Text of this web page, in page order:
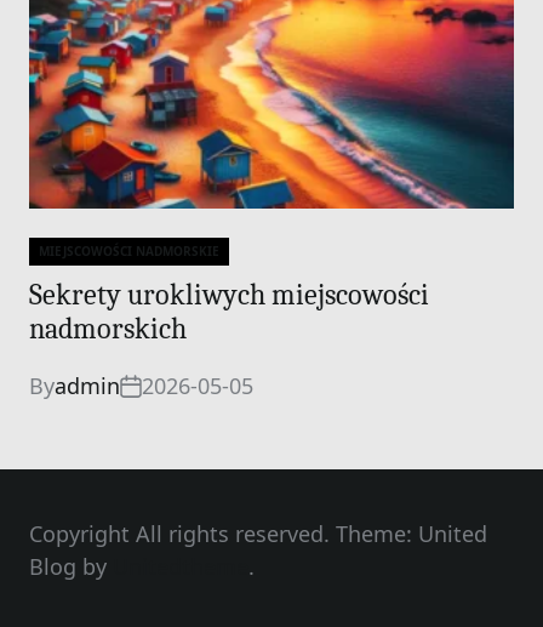
Categories
MIEJSCOWOŚCI NADMORSKIE
Sekrety urokliwych miejscowości
nadmorskich
Byadmin 2026-05-05
Copyright All rights reserved. Theme: United
Blog by
.